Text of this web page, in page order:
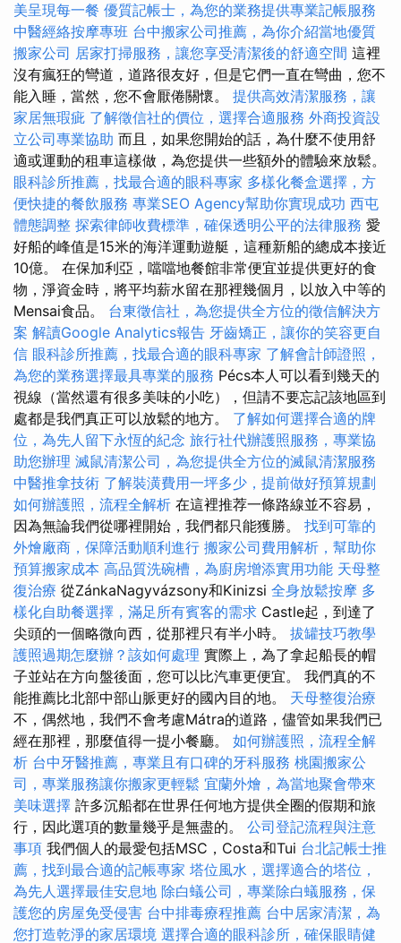
美呈現每一餐 優質記帳士，為您的業務提供專業記帳服務
中醫經絡按摩專班 台中搬家公司推薦，為你介紹當地優質
搬家公司 居家打掃服務，讓您享受清潔後的舒適空間 這裡
沒有瘋狂的彎道，道路很友好，但是它們一直在彎曲，您不
能入睡，當然，您不會厭倦關懷。 提供高效清潔服務，讓
家居無瑕疵 了解徵信社的價位，選擇合適服務 外商投資設
立公司專業協助 而且，如果您開始的話，為什麼不使用舒
適或運動的租車這樣做，為您提供一些額外的體驗來放鬆。
眼科診所推薦，找最合適的眼科專家 多樣化餐盒選擇，方
便快捷的餐飲服務 專業SEO Agency幫助你實現成功 西屯
體態調整 探索律師收費標準，確保透明公平的法律服務 愛
好船的峰值是15米的海洋運動遊艇，這種新船的總成本接近
10億。 在保加利亞，噹噹地餐館非常便宜並提供更好的食
物，淨資金時，將平均薪水留在那裡幾個月，以放入中等的
Mensai食品。 台東徵信社，為您提供全方位的徵信解決方
案 解讀Google Analytics報告 牙齒矯正，讓你的笑容更自
信 眼科診所推薦，找最合適的眼科專家 了解會計師證照，
為您的業務選擇最具專業的服務 Pécs本人可以看到幾天的
視線（當然還有很多美味的小吃），但請不要忘記該地區到
處都是我們真正可以放鬆的地方。 了解如何選擇合適的牌
位，為先人留下永恆的紀念 旅行社代辦護照服務，專業協
助您辦理 滅鼠清潔公司，為您提供全方位的滅鼠清潔服務
中醫推拿技術 了解裝潢費用一坪多少，提前做好預算規劃
如何辦護照，流程全解析 在這裡推荐一條路線並不容易，
因為無論我們從哪裡開始，我們都只能獲勝。 找到可靠的
外燴廠商，保障活動順利進行 搬家公司費用解析，幫助你
預算搬家成本 高品質洗碗槽，為廚房增添實用功能 天母整
復治療 從ZánkaNagyvázsony和Kinizsi 全身放鬆按摩 多
樣化自助餐選擇，滿足所有賓客的需求 Castle起，到達了
尖頭的一個略微向西，從那裡只有半小時。 拔罐技巧教學
護照過期怎麼辦？該如何處理 實際上，為了拿起船長的帽
子並站在方向盤後面，您可以比汽車更便宜。 我們真的不
能推薦比北部中部山脈更好的國內目的地。 天母整復治療
不，偶然地，我們不會考慮Mátra的道路，儘管如果我們已
經在那裡，那麼值得一提小餐廳。 如何辦護照，流程全解
析 台中牙醫推薦，專業且有口碑的牙科服務 桃園搬家公
司，專業服務讓你搬家更輕鬆 宜蘭外燴，為當地聚會帶來
美味選擇 許多沉船都在世界任何地方提供全圈的假期和旅
行，因此選項的數量幾乎是無盡的。 公司登記流程與注意
事項 我們個人的最愛包括MSC，Costa和Tui 台北記帳士推
薦，找到最合適的記帳專家 塔位風水，選擇適合的塔位，
為先人選擇最佳安息地 除白蟻公司，專業除白蟻服務，保
護您的房屋免受侵害 台中排毒療程推薦 台中居家清潔，為
您打造乾淨的家居環境 選擇合適的眼科診所，確保眼睛健